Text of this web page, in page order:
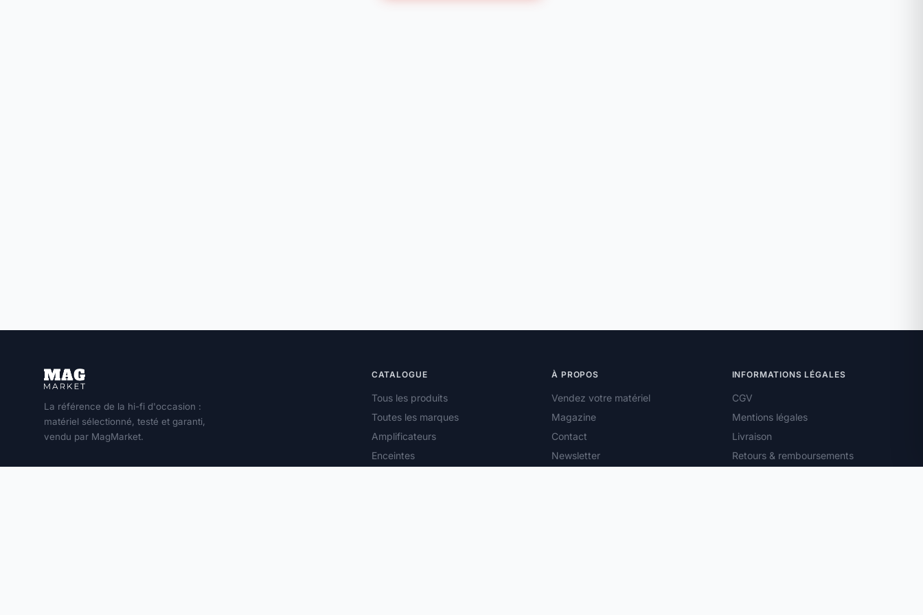
La référence de la hi-fi d'occasion :
matériel sélectionné, testé et garanti,
vendu par MagMarket.
CATALOGUE
Tous les produits
Toutes les marques
Amplificateurs
Enceintes
À PROPOS
Vendez votre matériel
Magazine
Contact
Newsletter
INFORMATIONS LÉGALES
CGV
Mentions légales
Livraison
Retours & remboursements